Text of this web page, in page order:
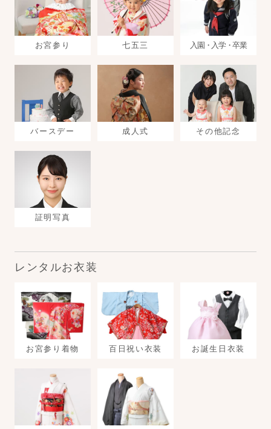
お宮参り 七五三 入園・入学・卒業
バースデー 成人式 その他記念
証明写真
レンタルお衣装
お宮参り着物 百日祝い衣装 お誕生日衣装